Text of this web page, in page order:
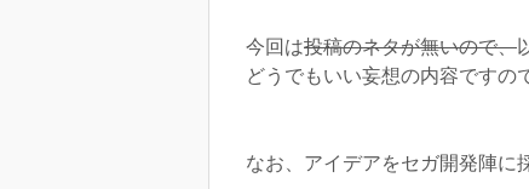
今回は投稿のネタが無いので、
どうでもいい妄想の内容ですの
なお、アイデアをセガ開発陣に